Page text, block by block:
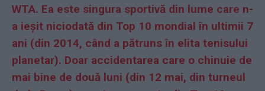
WTA. Ea este singura sportivă din lume care n-
a ieșit niciodată din Top 10 mondial în ultimii 7
ani (din 2014, când a pătruns în elita tenisului
planetar). Doar accidentarea care o chinuie de
mai bine de două luni (din 12 mai, din turneul